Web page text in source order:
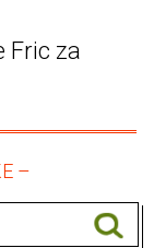
Fric za
–